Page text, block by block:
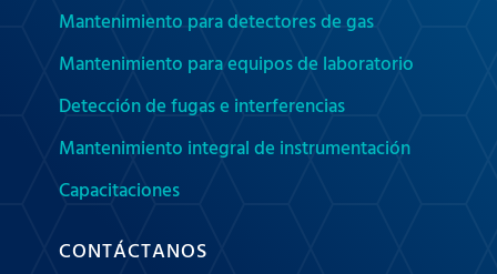
Mantenimiento para detectores de gas
Mantenimiento para equipos de laboratorio
Detección de fugas e interferencias
Mantenimiento integral de instrumentación
Capacitaciones
CONTÁCTANOS